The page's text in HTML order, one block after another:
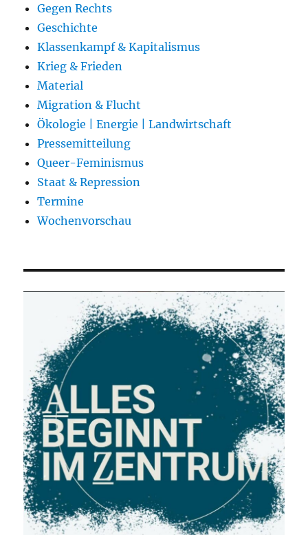
Gegen Rechts
Geschichte
Klassenkampf & Kapitalismus
Krieg & Frieden
Material
Migration & Flucht
Ökologie | Energie | Landwirtschaft
Pressemitteilung
Queer-Feminismus
Staat & Repression
Termine
Wochenvorschau